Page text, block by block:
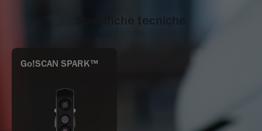
Specifiche tecniche
Go!SCAN SPARK™